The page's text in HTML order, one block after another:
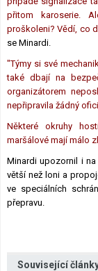
přitom karoserie.
proškoleni? Vědí, co
se Minardi.
"Týmy si své
také dbají na
organizátorem
nepřipravila žádný
Některé okruhy
maršálové mají málo
Minardi upozornil i
větší než loni a
ve speciálních
přepravu.
Související